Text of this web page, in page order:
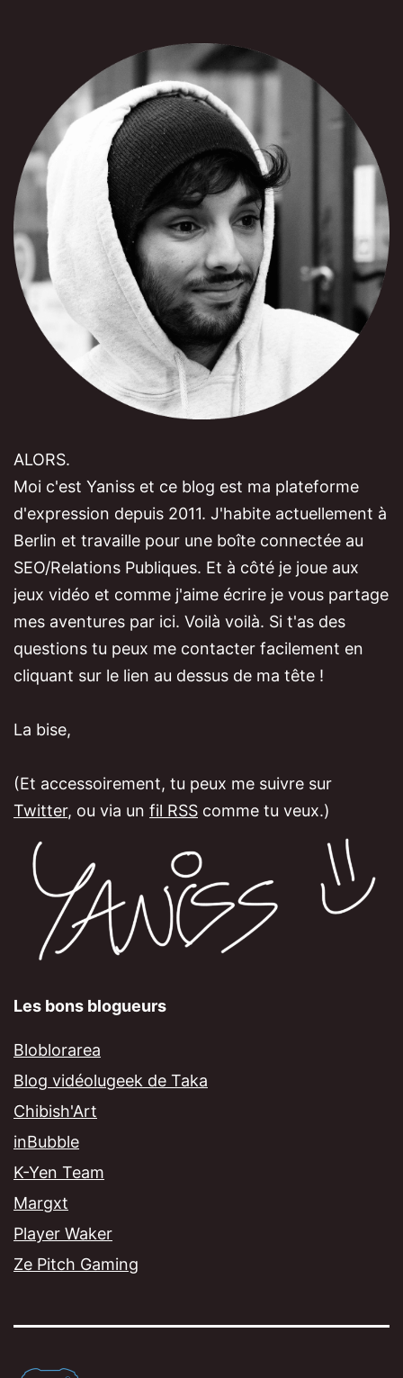
ALORS.
Moi c'est Yaniss et ce blog est ma plateforme
d'expression depuis 2011. J'habite actuellement à
Berlin et travaille pour une boîte connectée au
SEO/Relations Publiques. Et à côté je joue aux
jeux vidéo et comme j'aime écrire je vous partage
mes aventures par ici. Voilà voilà. Si t'as des
questions tu peux me contacter facilement en
cliquant sur le lien au dessus de ma tête !
La bise,
(Et accessoirement, tu peux me suivre sur
Twitter, ou via un fil RSS comme tu veux.)
Les bons blogueurs
Bloblorarea
Blog vidéolugeek de Taka
Chibish'Art
inBubble
K-Yen Team
Margxt
Player Waker
Ze Pitch Gaming